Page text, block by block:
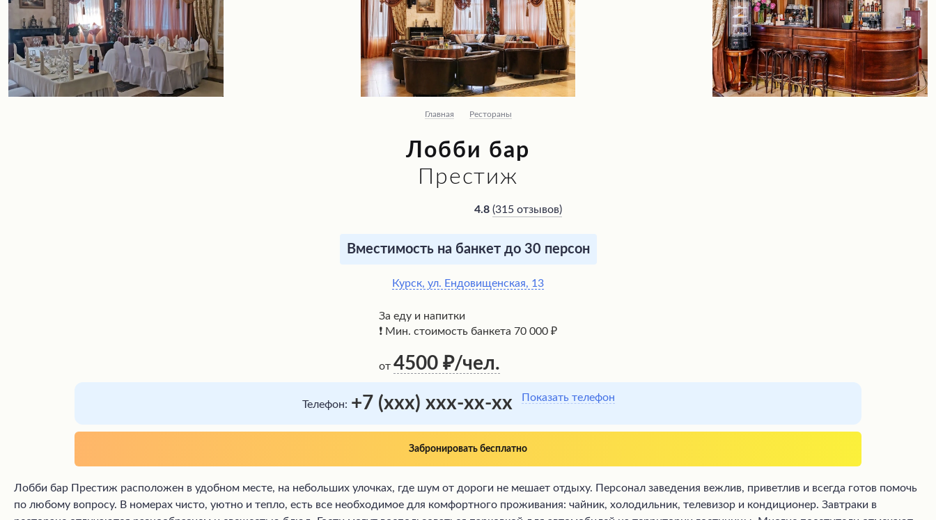
Главная Рестораны
Лобби бар
Престиж
4.8 (315 отзывов)
Вместимость на банкет до 30 персон
Курск, ул. Ендовищенская, 13
За еду и напитки
❗ Мин. стоимость банкета 70 000 ₽
от 4500 /чел.
Телефон: +7 (xxx) xxx-xx-xx Показать телефон
Забронировать бесплатно
Лобби бар Престиж расположен в удобном месте, на небольших улочках, где шум от дороги не мешает отдыху. Персонал заведения вежлив, приветлив и всегда готов помочь
по любому вопросу. В номерах чисто, уютно и тепло, есть все необходимое для комфортного проживания: чайник, холодильник, телевизор и кондиционер. Завтраки в